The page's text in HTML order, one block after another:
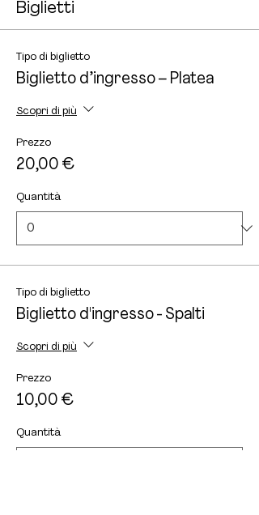
Biglietti
Tipo di biglietto
Biglietto d’ingresso – Platea
Scopri di più
Prezzo
20,00 €
Quantità
Tipo di biglietto
Biglietto d'ingresso - Spalti
Scopri di più
Prezzo
10,00 €
Quantità